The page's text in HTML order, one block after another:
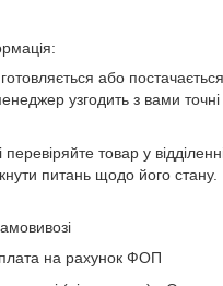
або
узгодить з вами точні
товар у
питань щодо його стану.
на рахунок ФОП